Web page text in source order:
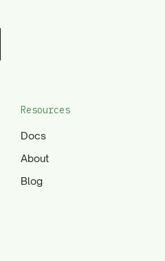
Resources
Docs
About
Blog